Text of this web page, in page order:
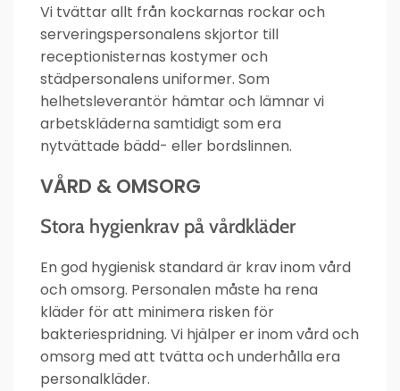
Vi tvättar allt från kockarnas rockar och
serveringspersonalens skjortor till
receptionisternas kostymer och
städpersonalens uniformer. Som
helhetsleverantör hämtar och lämnar vi
arbetskläderna samtidigt som era
nytvättade bädd- eller bordslinnen.
VÅRD & OMSORG
Stora hygienkrav på vårdkläder
En god hygienisk standard är krav inom vård
och omsorg. Personalen måste ha rena
kläder för att minimera risken för
bakteriespridning. Vi hjälper er inom vård och
omsorg med att tvätta och underhålla era
personalkläder.